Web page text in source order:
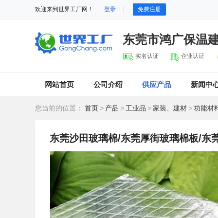
欢迎来到世界工厂网！ 登录 免费注册
东莞市鸿广保温
实名认证 企业认证
网站首页 公司介绍 供应产品 新闻中
您当前的位置： 首页 > 产品 > 工业品 >家装、建材 >功能材
东莞沙田玻璃棉/东莞厚街玻璃棉板/东